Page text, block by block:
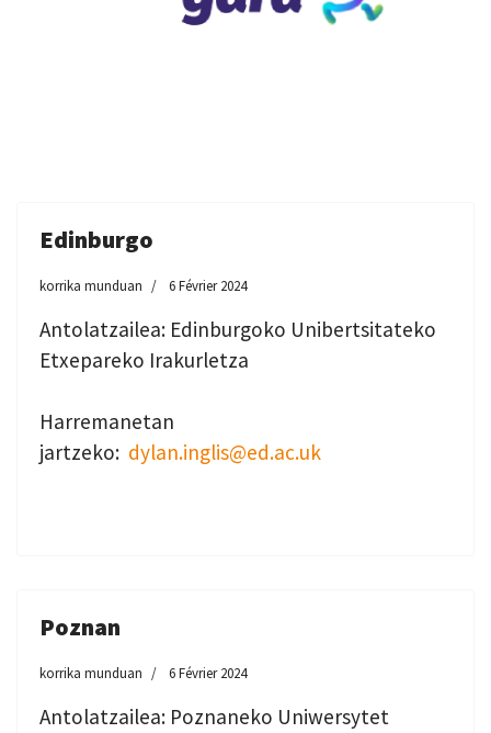
Edinburgo
korrika munduan 6 Février 2024
Antolatzailea: Edinburgoko Unibertsitateko
Etxepareko Irakurletza
Harremanetan
jartzeko: dylan.inglis@ed.ac.uk
Poznan
korrika munduan 6 Février 2024
Antolatzailea: Poznaneko Uniwersytet